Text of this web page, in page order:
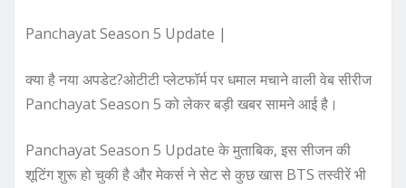
Panchayat Season 5 Update |
क्या है नया अपडेट?ओटीटी प्लेटफॉर्म पर धमाल मचाने वाली वेब सीरीज
Panchayat Season 5 को लेकर बड़ी खबर सामने आई है।
Panchayat Season 5 Update के मुताबिक, इस सीजन की
शूटिंग शुरू हो चुकी है और मेकर्स ने सेट से कुछ खास BTS तस्वीरें भी